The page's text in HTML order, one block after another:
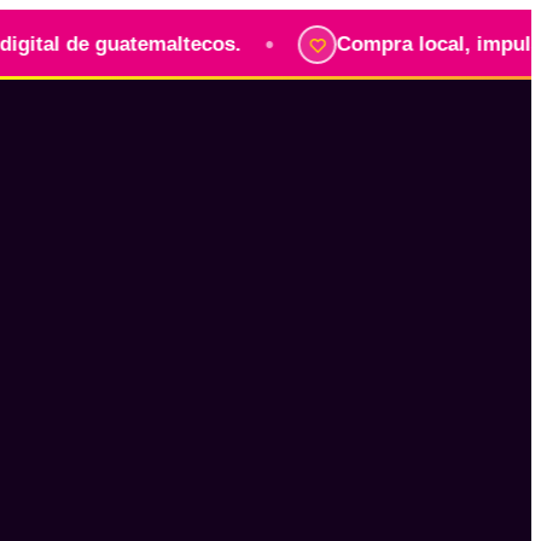
guatemaltecos. • Compra local, impulsa